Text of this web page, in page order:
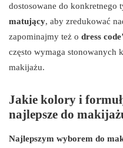
dostosowane do konkretnego
matujący, aby zredukować
zapominajmy też o dress
często wymaga stonowanych
makijażu.
Jakie kolory i
najlepsze do
Najlepszym wyborem do